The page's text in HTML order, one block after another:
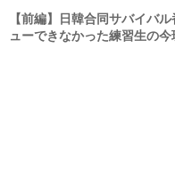
【前編】日韓合同サバイバ
ューできなかった練習生の